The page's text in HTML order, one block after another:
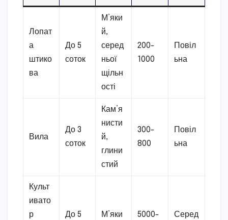
Лопат
а
штико
ва
До 5
соток
М’яки
й,
серед
ньої
щільн
ості
200-
1000
Повіл
ьна
Вила
До 3
соток
Кам’я
нисти
й,
глини
стий
300-
800
Повіл
ьна
Культ
ивато
р
До 5
М’яки
5000-
Серед